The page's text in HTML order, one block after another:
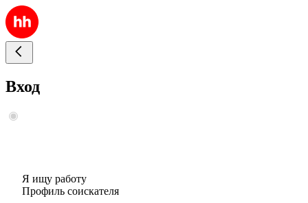
Вход
Я ищу работу
Профиль соискателя